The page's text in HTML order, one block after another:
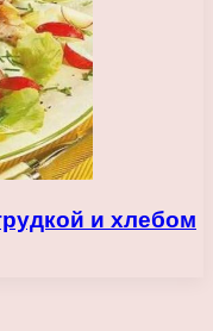
и хлебом